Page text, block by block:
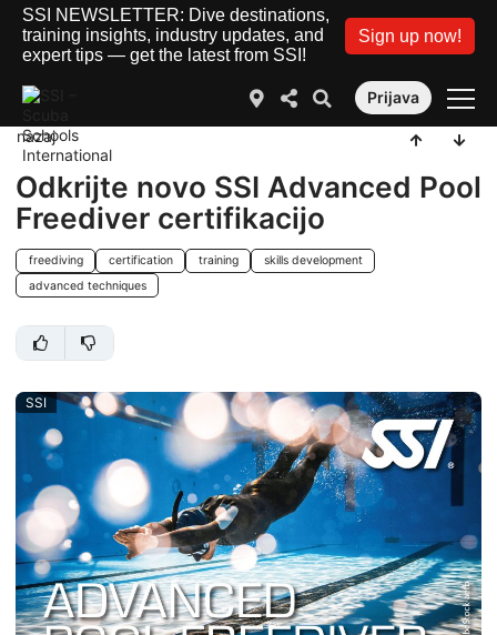
SSI NEWSLETTER: Dive destinations,
training insights, industry updates, and
expert tips — get the latest from SSI!
Sign up now!
Prijava
nazaj
Odkrijte novo SSI Advanced Pool
Freediver certifikacijo
freediving certification training
skills development
advanced techniques
SSI